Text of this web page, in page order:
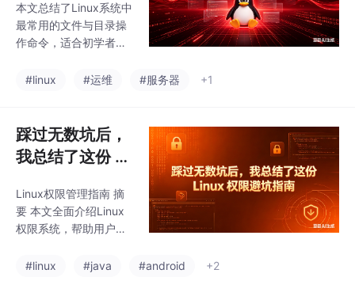
e、字符/字符串IO、格
式化IO、二进制IO、文
件定位等。 Linux系统
数)操作文件，标准输
本文总结了Linux系统中
最常用的文件与目录操
作命令，适合初学者快
括： 基础概念：解释目
础知识 核心命令： 查看
类：ls、pwd、cat、les
s等 操作类：cd、mkdi
处理：echo、head、ta
il等 实用技巧：危险命
令警示、大文件查看建
过分类整理和实例演
#linux #运维 #服务器 +1
踩过无数坑后，
我总结了这份 Li
南
Linux权限管理指南 摘
要 本文全面介绍Linux
权限系统，帮助用户理
主要内容包括： 权限基
#linux #java #android +2